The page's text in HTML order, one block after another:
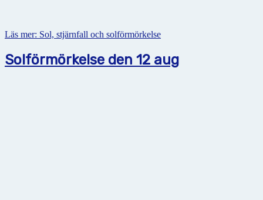
Läs mer: Sol, stjärnfall och solförmörkelse
Solförmörkelse den 12 aug